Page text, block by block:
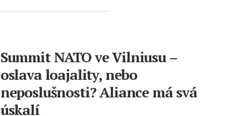
Summit NATO ve Vilniusu –
oslava loajality, nebo
neposlušnosti? Aliance má svá
úskalí